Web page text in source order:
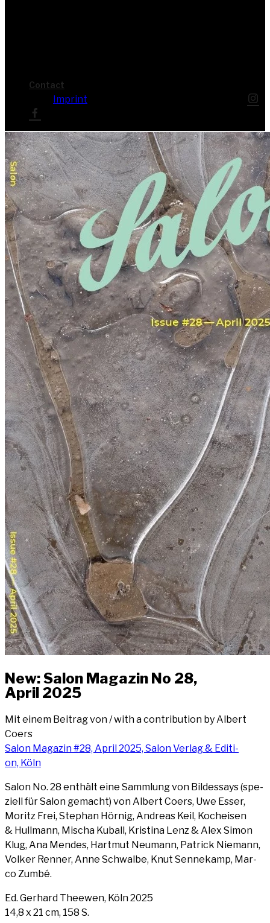
Cont­act
Imprint
New: Salon Maga­zin No 28,
April 2025
Mit einem Bei­trag von / with a con­tri­bu­ti­on by Albert
Coers
Salon Maga­zin #28, April 2025, Salon Ver­lag & Edi­ti­
on, Köln
Salon No. 28 ent­hält eine Samm­lung von Bild­essays (spe­
zi­ell für Salon gemacht) von Albert Coers, Uwe Esser,
Moritz Frei, Ste­phan Hör­nig, Andre­as Keil, Koch­ei­sen
& Hull­mann, Mischa Kuball, Kris­ti­na Lenz & Alex Simon
Klug, Ana Men­des, Hart­mut Neu­mann, Patrick Nie­mann,
Vol­ker Ren­ner, Anne Schwal­be, Knut Sen­ne­kamp, Mar­
co Zumbé.
Ed. Ger­hard Thee­wen, Köln 2025
14,8 x 21 cm, 158 S.